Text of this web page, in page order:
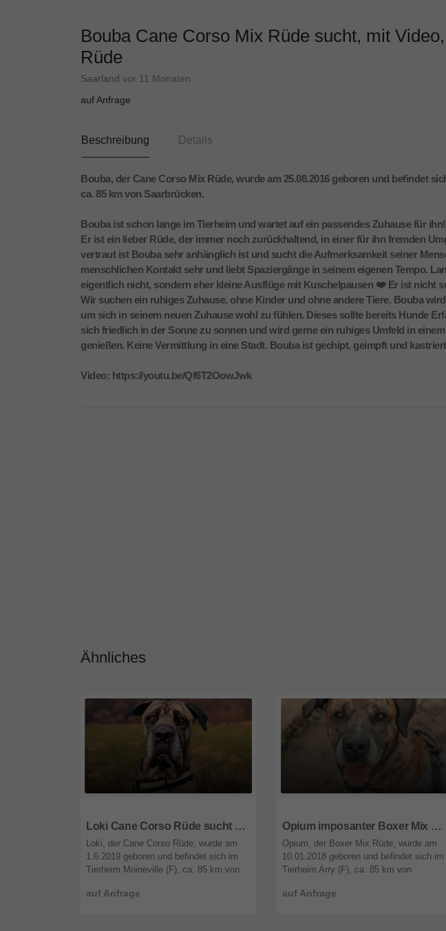
Bouba Cane Corso Mix Rüde sucht, mit
Rüde
Saarland vor 11 Monaten
auf Anfrage
Beschreibung Details
Bouba, der Cane Corso Mix Rüde, wurde am 25.08.2016 geboren und befindet
ca. 85 km von Saarbrücken.
Bouba ist schon lange im Tierheim und wartet auf ein passendes Zuhause für ihn!
Er ist ein lieber Rüde, der immer noch zurückhaltend, in einer für ihn fremden
vertraut ist Bouba sehr anhänglich ist und sucht die Aufmerksamkeit seiner
menschlichen Kontakt sehr und liebt Spaziergänge in seinem eigenen Tempo.
eigentlich nicht, sondern eher kleine Ausflüge mit Kuschelpausen ❤️ Er ist nicht
Wir suchen ein ruhiges Zuhause, ohne Kinder und ohne andere Tiere. Bouba
um sich in seinem neuen Zuhause wohl zu fühlen. Dieses sollte bereits Hunde
sich friedlich in der Sonne zu sonnen und wird gerne ein ruhiges Umfeld in
genießen. Keine Vermittlung in eine Stadt. Bouba ist gechipt, geimpft und
Video: https://youtu.be/Qf6T2OowJwk
Ähnliches
Loki Cane Corso Rüde sucht ein Zuhause
auf Anfrage
Loki, der Cane Corso Rüde, wurde am
1.6.2019 geboren und befindet sich im
Tierheim Moineville (F), ca. 85 km von
Vermittlung wieder im Tierheim ...
Opium imposanter Boxer Mix wartet schon lange
auf Anfrage
Opium, der Boxer Mix Rüde, wurde am
10.01.2018 geboren und befindet sich im
Tierheim Arry (F), ca. 85 km von
Ich bin ein wunderschöner 7 Jahre ...